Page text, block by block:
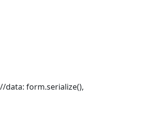
//data: form.serialize(),